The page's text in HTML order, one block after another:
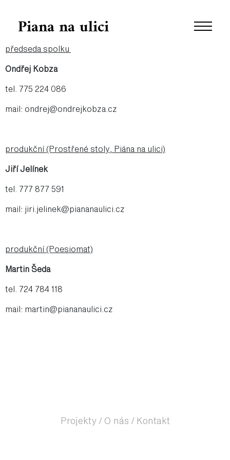
Piana na ulici
předseda spolku
Ondřej Kobza
tel. 775 224 086
mail: ondrej@ondrejkobza.cz
produkční (Prostřené stoly, Piána na ulici)
Jiří Jelínek
tel. 777 877 591
mail: jiri.jelinek@piananaulici.cz
produkční (Poesiomat)
Martin Šeda
tel. 724 784 118
mail: martin@piananaulici.cz
Projekty / O nás / Kontakt